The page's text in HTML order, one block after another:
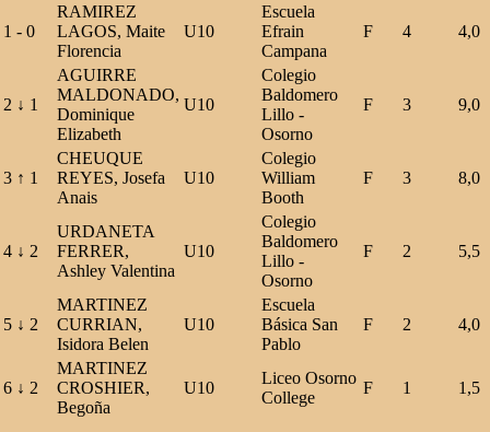
1 - 0
RAMIREZ
LAGOS, Maite
Florencia
U10
Escuela
Efrain
Campana
F 4 4,0
2 ↓ 1
AGUIRRE
MALDONADO,
Dominique
Elizabeth
U10
Colegio
Baldomero
Lillo -
Osorno
F 3 9,0
3 ↑ 1
CHEUQUE
REYES, Josefa
Anais
U10
Colegio
William
Booth
F 3 8,0
4 ↓ 2
URDANETA
FERRER,
Ashley Valentina
U10
Colegio
Baldomero
Lillo -
Osorno
F 2 5,5
5 ↓ 2
MARTINEZ
CURRIAN,
Isidora Belen
U10
Escuela
Básica San
Pablo
F 2 4,0
6 ↓ 2
MARTINEZ
CROSHIER,
Begoña
U10
Liceo Osorno
College
F 1 1,5